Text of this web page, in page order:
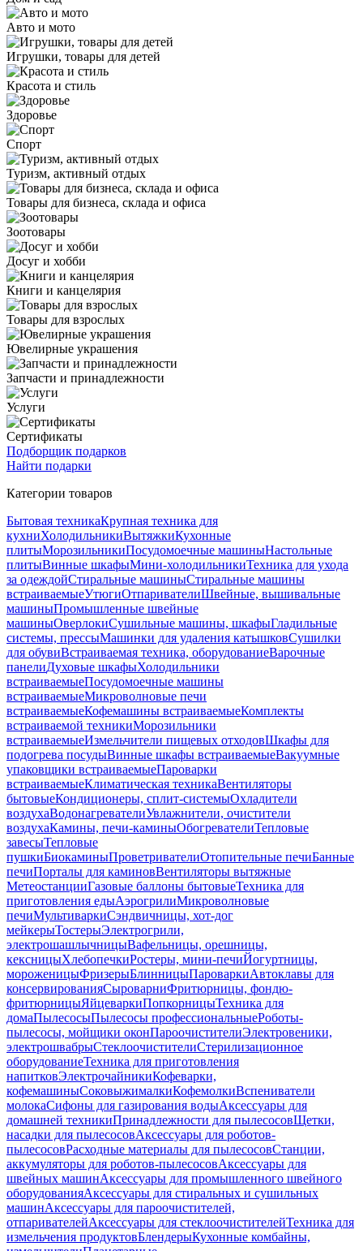
Авто и мото
Игрушки, товары для детей
Красота и стиль
Здоровье
Спорт
Туризм, активный отдых
Товары для бизнеса, склада и офиса
Зоотовары
Досуг и хобби
Книги и канцелярия
Товары для взрослых
Ювелирные украшения
Запчасти и принадлежности
Услуги
Сертификаты
Подборщик подарков
Найти подарки
Категории товаров
Бытовая техникаКрупная техника для
кухниХолодильникиВытяжкиКухонные
плитыМорозильникиПосудомоечные машиныНастольные
плитыВинные шкафыМини-холодильникиТехника для ухода
за одеждойСтиральные машиныСтиральные машины
встраиваемыеУтюгиОтпаривателиШвейные, вышивальные
машиныПромышленные швейные
машиныОверлокиСушильные машины, шкафыГладильные
системы, прессыМашинки для удаления катышковСушилки
для обувиВстраиваемая техника, оборудованиеВарочные
панелиДуховые шкафыХолодильники
встраиваемыеПосудомоечные машины
встраиваемыеМикроволновые печи
встраиваемыеКофемашины встраиваемыеКомплекты
встраиваемой техникиМорозильники
встраиваемыеИзмельчители пищевых отходовШкафы для
подогрева посудыВинные шкафы встраиваемыеВакуумные
упаковщики встраиваемыеПароварки
встраиваемыеКлиматическая техникаВентиляторы
бытовыеКондиционеры, сплит-системыОхладители
воздухаВодонагревателиУвлажнители, очистители
воздухаКамины, печи-каминыОбогревателиТепловые
завесыТепловые
пушкиБиокаминыПроветривателиОтопительные печиБанные
печиПорталы для каминовВентиляторы вытяжные
МетеостанцииГазовые баллоны бытовыеТехника для
приготовления едыАэрогрилиМикроволновые
печиМультиваркиСэндвичницы, хот-дог
мейкерыТостерыЭлектрогрили,
электрошашлычницыВафельницы, орешницы,
кексницыХлебопечкиРостеры, мини-печиЙогуртницы,
мороженицыФризерыБлинницыПароваркиАвтоклавы для
консервированияСыроварниФритюрницы, фондю-
фритюрницыЯйцеваркиПопкорницыТехника для
домаПылесосыПылесосы профессиональныеРоботы-
пылесосы, мойщики оконПароочистителиЭлектровеники,
электрошвабрыСтеклоочистителиСтерилизационное
оборудованиеТехника для приготовления
напитковЭлектрочайникиКофеварки,
кофемашиныСоковыжималкиКофемолкиВспениватели
молокаСифоны для газирования водыАксессуары для
домашней техникиПринадлежности для пылесосовЩетки,
насадки для пылесосовАксессуары для роботов-
пылесосовРасходные материалы для пылесосовСтанции,
аккумуляторы для роботов-пылесосовАксессуары для
швейных машинАксессуары для промышленного швейного
оборудованияАксессуары для стиральных и сушильных
машинАксессуары для пароочистителей,
отпаривателейАксессуары для стеклоочистителейТехника для
измельчения продуктовБлендерыКухонные комбайны,